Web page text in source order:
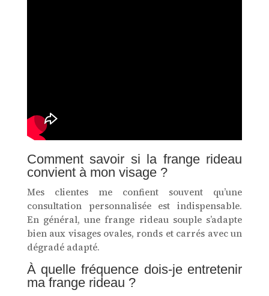
Comment savoir si la frange rideau
convient à mon visage ?
Mes clientes me confient souvent qu’une
consultation personnalisée est indispensable.
En général, une frange rideau souple s’adapte
bien aux visages ovales, ronds et carrés avec un
dégradé adapté.
À quelle fréquence dois-je entretenir
ma frange rideau ?